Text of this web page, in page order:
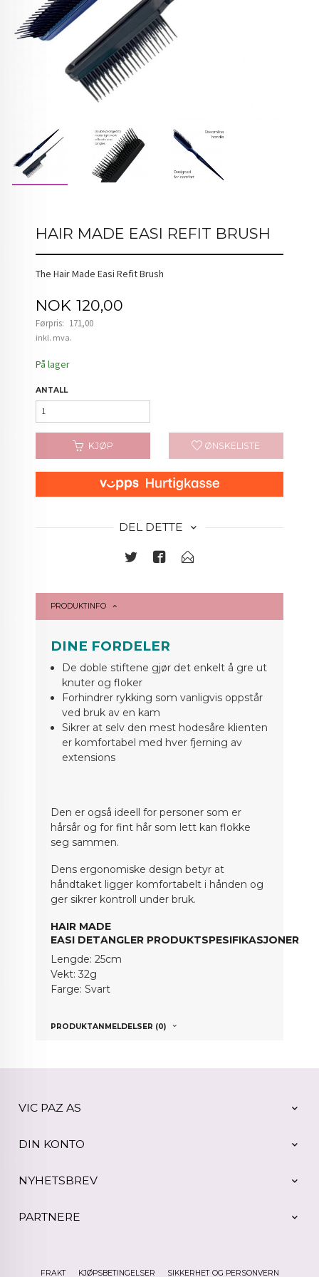
HAIR MADE EASI REFIT BRUSH
The Hair Made Easi Refit Brush
Tilbud
NOK 120,00
Førpris: 171,00
Rabatt
inkl. mva.
På lager
ANTALL
KJØP ØNSKELISTE
DEL DETTE
PRODUKTINFO
DINE FORDELER
De doble stiftene gjør det enkelt å gre ut
knuter og floker
Forhindrer rykking som vanligvis oppstår
ved bruk av en kam
Sikrer at selv den mest hodesåre klienten
er komfortabel med hver fjerning av
extensions
Den er også ideell for personer som er
hårsår og for fint hår som lett kan flokke
seg sammen.
Dens ergonomiske design betyr at
håndtaket ligger komfortabelt i hånden og
ger sikrer kontroll under bruk.
HAIR MADE
EASI DETANGLER PRODUKTSPESIFIKASJONER
Lengde: 25cm
Vekt: 32g
Farge: Svart
PRODUKTANMELDELSER (0)
VIC PAZ AS
DIN KONTO
NYHETSBREV
PARTNERE
FRAKT KJØPSBETINGELSER SIKKERHET OG PERSONVERN